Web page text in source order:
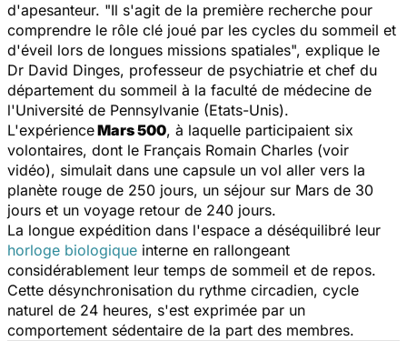
d'apesanteur. "Il s'agit de la première recherche pour
comprendre le rôle clé joué par les cycles du sommeil et
d'éveil lors de longues missions spatiales", explique le
Dr David Dinges, professeur de psychiatrie et chef du
département du sommeil à la faculté de médecine de
l'Université de Pennsylvanie (Etats-Unis).
L'expérienceMars 500, à laquelle participaient six
volontaires, dont le Français Romain Charles (voir
vidéo), simulait dans une capsule un vol aller vers la
planète rouge de 250 jours, un séjour sur Mars de 30
jours et un voyage retour de 240 jours.
La longue expédition dans l'espace a déséquilibré leur
horloge biologique interne en rallongeant
considérablement leur temps de sommeil et de repos.
Cette désynchronisation du rythme circadien, cycle
naturel de 24 heures, s'est exprimée par un
comportement sédentaire de la part des membres.